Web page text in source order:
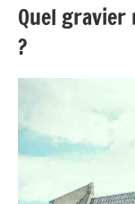
Quel
?